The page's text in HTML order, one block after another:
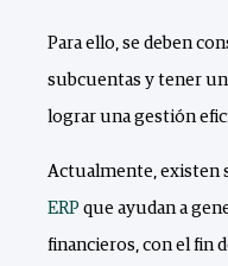
Para ello, se deben
subcuentas y tener
lograr una gestión
Actualmente, existen
ERP que ayudan a
financieros, con el fin